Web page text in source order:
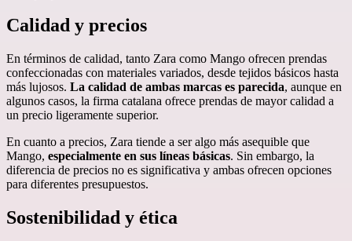
Calidad y precios
En términos de calidad, tanto Zara como Mango ofrecen prendas
confeccionadas con materiales variados, desde tejidos básicos hasta
más lujosos. La calidad de ambas marcas es parecida, aunque en
algunos casos, la firma catalana ofrece prendas de mayor calidad a
un precio ligeramente superior.
En cuanto a precios, Zara tiende a ser algo más asequible que
Mango, especialmente en sus líneas básicas. Sin embargo, la
diferencia de precios no es significativa y ambas ofrecen opciones
para diferentes presupuestos.
Sostenibilidad y ética